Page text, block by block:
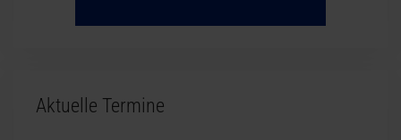
Aktuelle Termine